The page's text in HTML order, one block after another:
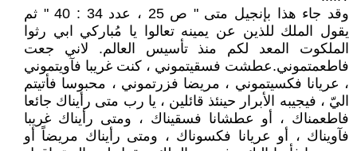
وقد جاء هذا بإنجيل متى " ص 25 ، عدد 34 : 40 " ثم
يقول الملك للذين عن يمينه تعالوا يا مُباركي ابي رثوا
الملكوت المعد لكم منذ تأسيس العالم. لاني جعت
فاطعمتموني.عطشت فسقيتموني ، كنت غريبا فآويتموني
، عريانا فكسيتموني ، مريضا فزرتموني ، محبوسا فأتيتم
اليّ ، فيجيبه الأبرار حينئذ قائلين ، يا رب متى رأيناك جائعا
فاطعمناك ، أو عطشانا فسقيناك ، ومتى رأيناك غريبا
فآويناك ، أو عريانا فكسوناك ، ومتى رأيناك مريضاً أو